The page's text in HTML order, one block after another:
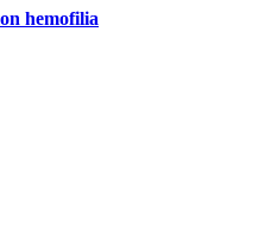
hemofilia